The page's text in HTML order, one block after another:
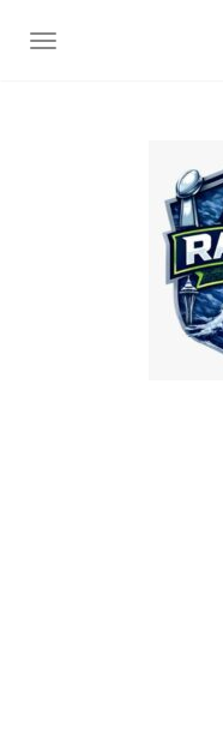
TOGGLE NAVIGATION